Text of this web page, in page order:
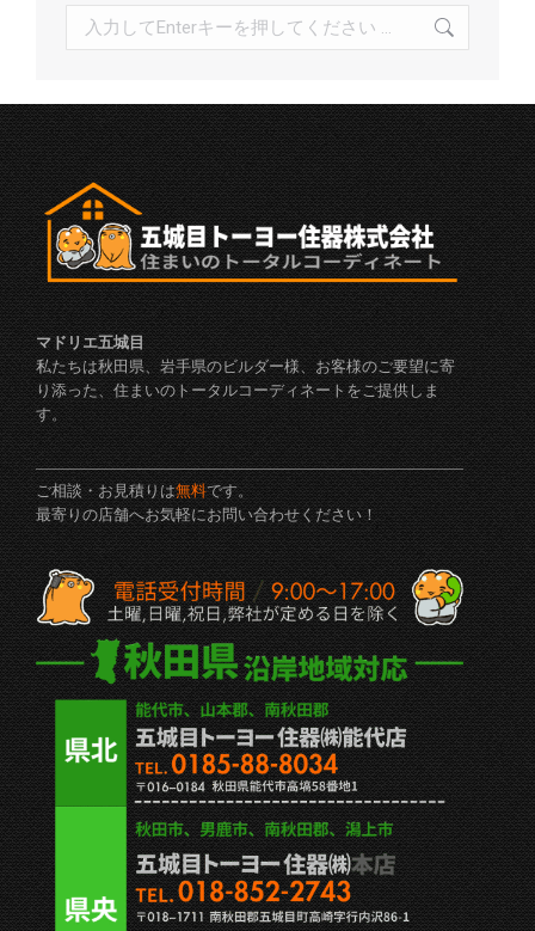
マドリエ五城目
私たちは秋田県、岩手県のビルダー様、お客様のご要望に寄
り添った、住まいのトータルコーディネートをご提供しま
す。
ご相談・お見積りは無料です。
最寄りの店舗へお気軽にお問い合わせください！